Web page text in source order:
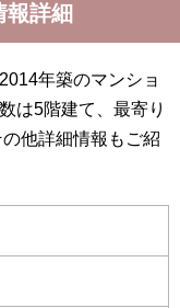
報詳細
年築のマンショ
は5階建て、最寄り
他詳細情報もご紹